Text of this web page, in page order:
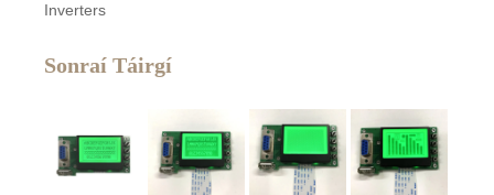
Inverters
Sonraí Táirgí